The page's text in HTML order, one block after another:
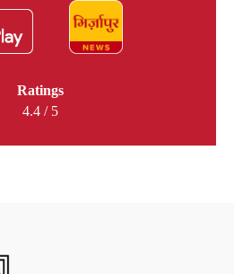
Ratings
4.4 / 5